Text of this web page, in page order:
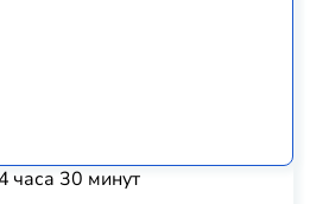
часа 30 минут